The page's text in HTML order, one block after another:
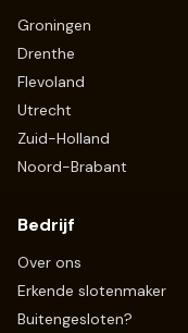
Groningen
Drenthe
Flevoland
Utrecht
Zuid-Holland
Noord-Brabant
Bedrijf
Over ons
Erkende slotenmaker
Buitengesloten?